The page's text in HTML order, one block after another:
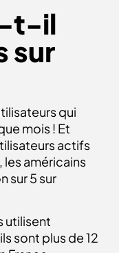
t-il
sur
qui
mois ! Et
actifs
les américains
sur 5 sur
utilisent
sont plus de 12